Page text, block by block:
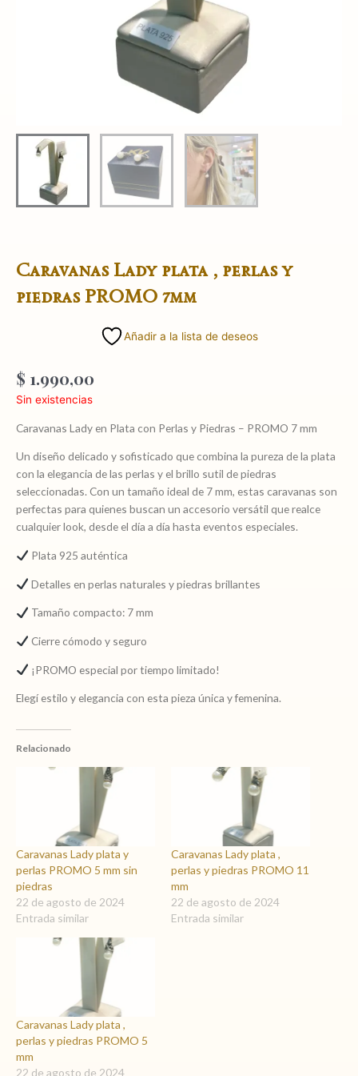
Caravanas Lady plata , perlas y
piedras PROMO 7mm
Añadir a la lista de deseos
$ 1.990,00
Sin existencias
Caravanas Lady en Plata con Perlas y Piedras – PROMO 7 mm
Un diseño delicado y sofisticado que combina la pureza de la plata
con la elegancia de las perlas y el brillo sutil de piedras
seleccionadas. Con un tamaño ideal de 7 mm, estas caravanas son
perfectas para quienes buscan un accesorio versátil que realce
cualquier look, desde el día a día hasta eventos especiales.
Plata 925 auténtica
Detalles en perlas naturales y piedras brillantes
Tamaño compacto: 7 mm
Cierre cómodo y seguro
¡PROMO especial por tiempo limitado!
Elegí estilo y elegancia con esta pieza única y femenina.
Relacionado
Caravanas Lady plata y
perlas PROMO 5 mm sin
piedras
22 de agosto de 2024
Entrada similar
Caravanas Lady plata ,
perlas y piedras PROMO 11
mm
22 de agosto de 2024
Entrada similar
Caravanas Lady plata ,
perlas y piedras PROMO 5
mm
22 de agosto de 2024